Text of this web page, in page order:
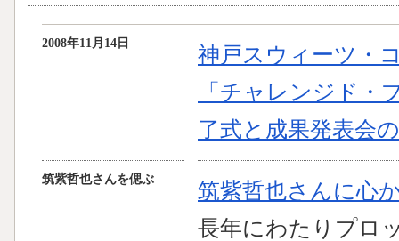
2008年11月14日
神戸スウィーツ・
「チャレンジド
了式と成果発表会
筑紫哲也さんを偲ぶ
筑紫哲也さんに心
長年にわたりプロ